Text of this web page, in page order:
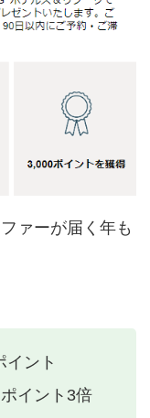
ァーが届く年も
イント
イント3倍